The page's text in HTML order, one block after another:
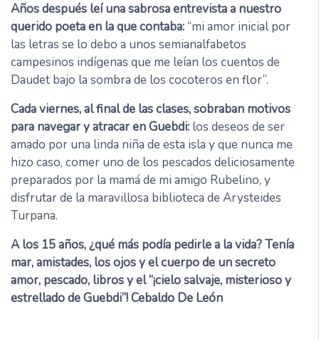
Años después leí una sabrosa entrevista a nuestro
querido poeta en la que contaba:“mi amor inicial por
las letras se lo debo a unos semianalfabetos
campesinos indígenas que me leían los cuentos de
Daudet bajo la sombra de los cocoteros en flor”.
Cada viernes, al final de las clases, sobraban motivos
para navegar y atracar en Guebdi: los deseos de ser
amado por una linda niña de esta isla y que nunca me
hizo caso, comer uno de los pescados deliciosamente
preparados por la mamá de mi amigo Rubelino, y
disfrutar de la maravillosa biblioteca de Arysteides
Turpana.
A los 15 años, ¿qué más podía pedirle a la vida? Tenía
mar, amistades, los ojos y el cuerpo de un secreto
amor, pescado, libros y el “¡cielo salvaje, misterioso y
estrellado de Guebdi”! Cebaldo De León